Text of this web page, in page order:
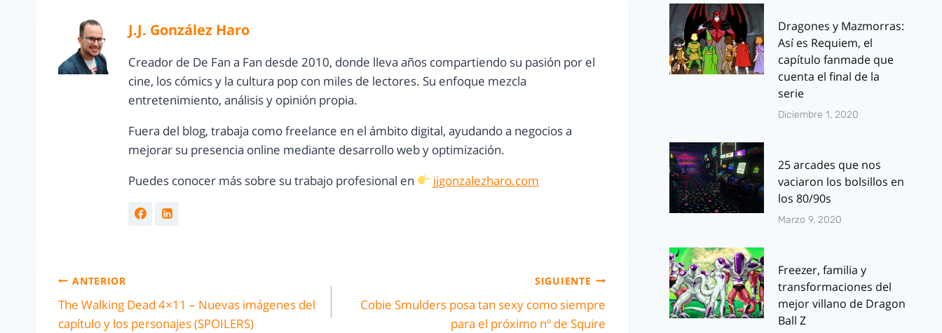
J.J. González Haro
Creador de De Fan a Fan desde 2010, donde lleva años compartiendo su pasión por el
cine, los cómics y la cultura pop con miles de lectores. Su enfoque mezcla
entretenimiento, análisis y opinión propia.
Fuera del blog, trabaja como freelance en el ámbito digital, ayudando a negocios a
mejorar su presencia online mediante desarrollo web y optimización.
Puedes conocer más sobre su trabajo profesional en
jjgonzalezharo.com
ANTERIOR
The Walking Dead 4×11 – Nuevas imágenes del
capítulo y los personajes (SPOILERS)
SIGUIENTE
Cobie Smulders posa tan sexy como siempre
para el próximo nº de Squire
Dragones y Mazmorras:
Así es Requiem, el
capítulo fanmade que
cuenta el final de la
serie
Diciembre 1, 2020
25 arcades que nos
vaciaron los bolsillos en
los 80/90s
Marzo 9, 2020
Freezer, familia y
transformaciones del
mejor villano de Dragon
Ball Z